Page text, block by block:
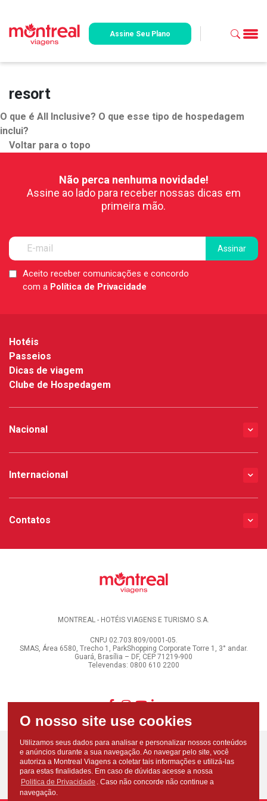
Assine Seu Plano
resort
O que é All Inclusive? O que esse tipo de hospedagem
inclui?
Voltar para o topo
Não perca nenhuma novidade!
Assine ao lado para receber nossas dicas em
primeira mão.
LGPDAceito receber comunicações e concordo
com a Política de Privacidade
Hotéis
Passeios
Dicas de viagem
Clube de Hospedagem
Nacional
Internacional
Contatos
MONTREAL - HOTÉIS VIAGENS E TURISMO S.A.
CNPJ 02.703.809/0001-05.
SMAS, Área 6580, Trecho 1, ParkShopping Corporate Torre 1, 3° andar.
Guará, Brasília – DF, CEP 71219-900
Televendas: 0800 610 2200
Utilizamos seus dados para analisar e personalizar nossos conteúdos
e anúncios durante a sua navegação. Ao navegar pelo site, você
autoriza a Montreal Viagens a coletar tais informações e utilizá-las
para estas finalidades. Em caso de dúvidas acesse a nossa
Politica de Privacidade . Caso não concorde não continue a
navegação.